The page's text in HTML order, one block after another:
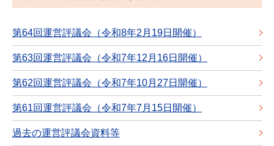
第64回運営評議会（令和8年2月19日開催）
第63回運営評議会（令和7年12月16日開催）
第62回運営評議会（令和7年10月27日開催）
第61回運営評議会（令和7年7月15日開催）
過去の運営評議会資料等